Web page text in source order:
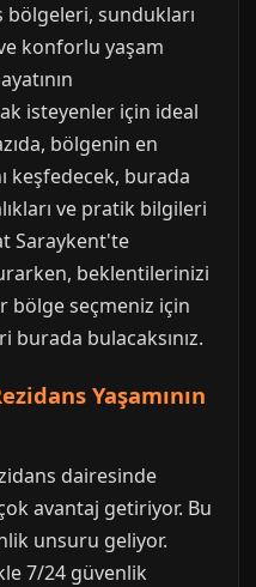
bölgeleri, sundukları
konforlu yaşam
isteyenler için ideal
bölgenin en
keşfedecek, burada
ve pratik bilgileri
Saraykent'te
beklentilerinizi
bölge seçmeniz için
burada bulacaksınız.
Yaşamının
dairesinde
avantaj getiriyor. Bu
unsuru geliyor.
7/24 güvenlik